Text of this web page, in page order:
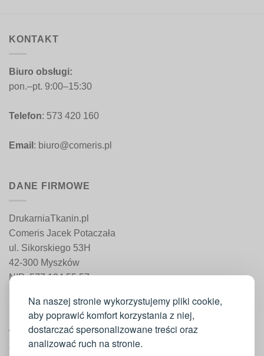
Na naszej stronie wykorzystujemy pliki cookie,
aby poprawić komfort korzystania z niej,
dostarczać spersonalizowane treści oraz
analizować ruch na stronie.
KONTAKT
Biuro obsługi:
pon.–pt. 9:00–15:30
Telefon: 573 420 160
Email : biuro@comeris.pl
DANE FIRMOWE
DrukarniaTkanin.pl
Comeris Jacek Potaczała
ul. Sikorskiego 53H
42-300 Myszków
NIP: 577 194 55 57
WAŻNE INFORMACJE